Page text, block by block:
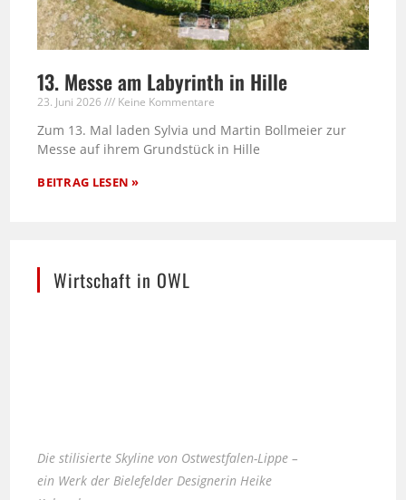
13. Messe am Labyrinth in Hille
23. Juni 2026 Keine Kommentare
Zum 13. Mal laden Sylvia und Martin Bollmeier zur
Messe auf ihrem Grundstück in Hille
BEITRAG LESEN »
Wirtschaft in OWL
Kobusch.